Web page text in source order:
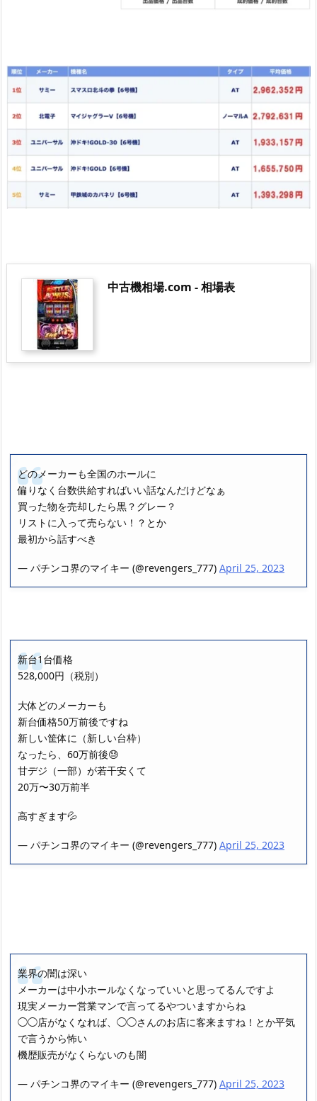
中古機相場.com - 相場表
どのメーカーも全国のホールに
偏りなく台数供給すればいい話なんだけどなぁ
買った物を売却したら黒？グレー？
リストに入って売らない！？とか
最初から話すべき
— パチンコ界のマイキー (@revengers_777) April 25, 2023
新台1台価格
528,000円（税別）
大体どのメーカーも
新台価格50万前後ですね
新しい筐体に（新しい台枠）
なったら、60万前後😓
甘デジ（一部）が若干安くて
20万〜30万前半
高すぎます💦
— パチンコ界のマイキー (@revengers_777) April 25, 2023
業界の闇は深い
メーカーは中小ホールなくなっていいと思ってるんですよ
現実メーカー営業マンで言ってるやついますからね
◯◯店がなくなれば、◯◯さんのお店に客来ますね！とか平気
で言うから怖い
機歴販売がなくらないのも闇
— パチンコ界のマイキー (@revengers_777) April 25, 2023